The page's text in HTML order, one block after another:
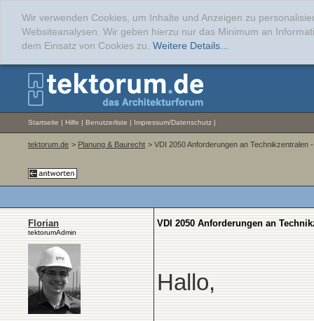
Wir verwenden Cookies, um Inhalte und Anzeigen zu
Websiteanalysen. Wir geben hierzu nur das Minimum an
dem Einsatz von Cookies zu. Weitere Details...
Startseite | Hilfe | Benutzerliste | Impressum/Datenschutz |
tektorum.de > Planung & Baurecht > VDI 2050 Anforderungen an Technikzentralen
Florian
tektorumAdmin
VDI 2050 Anforderungen an
Hallo,